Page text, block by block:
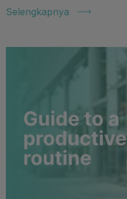
Selengkapnya